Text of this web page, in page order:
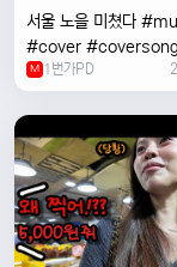
서울 노을 미쳤다
#cover #coversong
#singer #서울 #노
한강
M 1번가PD